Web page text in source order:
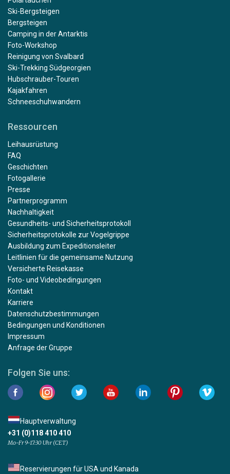
Ski-Bergsteigen
Bergsteigen
Camping in der Antarktis
Foto-Workshop
Reinigung von Svalbard
Ski-Trekking Südgeorgien
Hubschrauber-Touren
Kajakfahren
Schneeschuhwandern
Ressourcen
Leihausrüstung
FAQ
Geschichten
Fotogallerie
Presse
Partnerprogramm
Nachhaltigkeit
Gesundheits- und Sicherheitsprotokoll
Sicherheitsprotokolle zur Vogelgrippe
Ausbildung zum Expeditionsleiter
Leitlinien für die gemeinsame Nutzung
Versicherte Reisekasse
Foto- und Videobedingungen
Kontakt
Karriere
Datenschutzbestimmungen
Bedingungen und Konditionen
Impressum
Anfrage der Gruppe
Folgen Sie uns:
Hauptverwaltung
+31 (0)118 410 410
Mo-Fr 9-17:30 Uhr (CET)
Reservierungen für USA und Kanada